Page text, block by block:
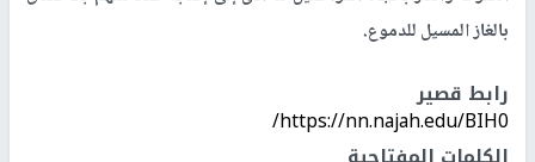
بالغاز المسيل للدموع.
رابط قصير
https://nn.najah.edu/BIH0/